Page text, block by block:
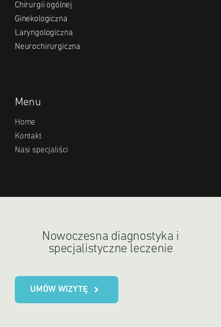
Chirurgii ogólnej
Ginekologiczna
Laryngologiczna
Neurochirurgiczna
Menu
Home
Kontakt
Nasi specjaliści
Nowoczesna diagnostyka i
specjalistyczne leczenie
UMÓW WIZYTĘ